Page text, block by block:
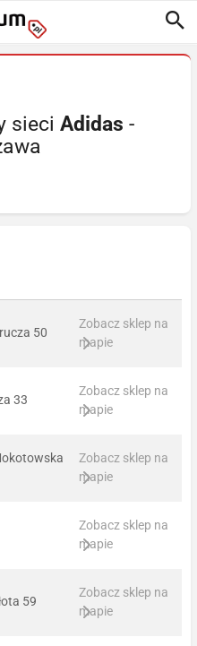
sieci Adidas -
50
Zobacz sklep na
mapie
33
Zobacz sklep na
mapie
Zobacz sklep na
mapie
Zobacz sklep na
mapie
59
Zobacz sklep na
mapie